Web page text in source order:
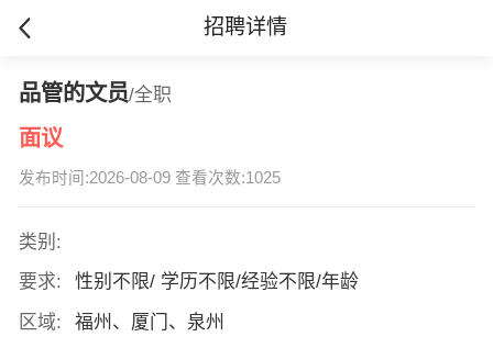
招聘详情
品管的文员/全职
面议
发布时间:2026-08-09 查看次数:1025
类别:
要求:
性别不限/ 学历不限/经验不限/年龄
区域:
福州、厦门、泉州